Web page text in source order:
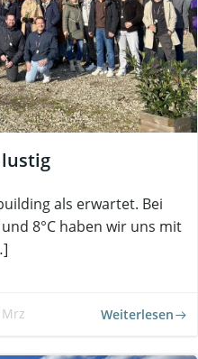
als erwartet. Bei
8°C haben wir uns mit
Mrz Weiterlesen